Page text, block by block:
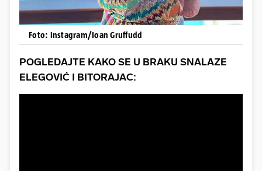
Foto: Instagram/Ioan Gruffudd
POGLEDAJTE KAKO SE U BRAKU SNALAZE
ELEGOVIĆ I BITORAJAC: